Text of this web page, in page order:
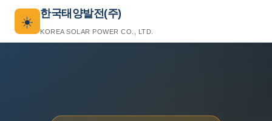
☀️
한국태양발전(주)
KOREA SOLAR POWER CO., LTD.